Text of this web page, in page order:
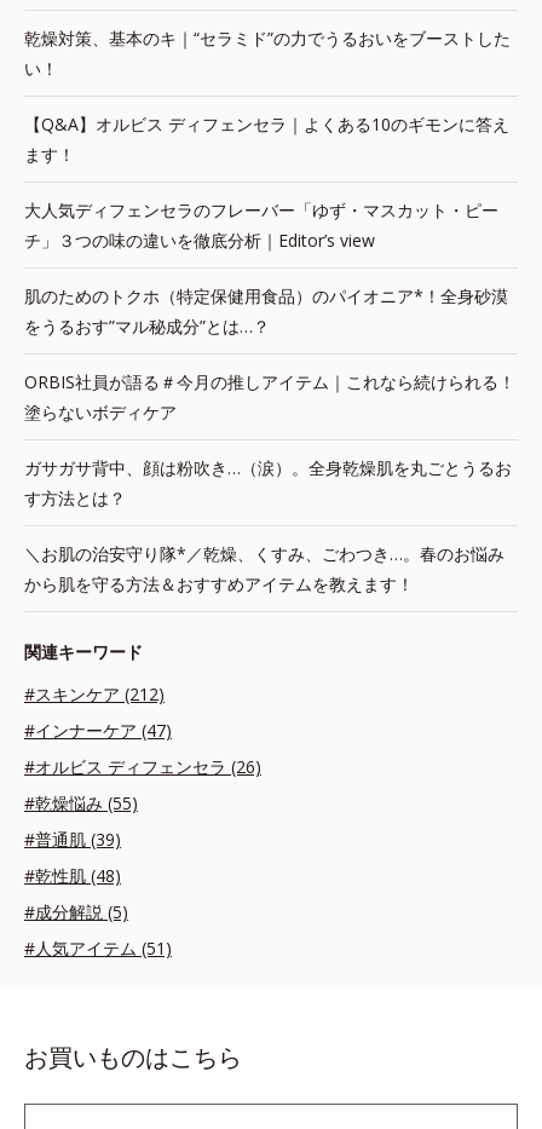
乾燥対策、基本のキ｜“セラミド”の力でうるおいをブーストした
い！
【Q&A】オルビス ディフェンセラ｜よくある10のギモンに答え
ます！
大人気ディフェンセラのフレーバー「ゆず・マスカット・ピー
チ」３つの味の違いを徹底分析｜Editor’s view
肌のためのトクホ（特定保健用食品）のパイオニア*！全身砂漠
をうるおす”マル秘成分”とは…？
ORBIS社員が語る＃今月の推しアイテム｜これなら続けられる！
塗らないボディケア
ガサガサ背中、顔は粉吹き…（涙）。全身乾燥肌を丸ごとうるお
す方法とは？
＼お肌の治安守り隊*／乾燥、くすみ、ごわつき…。春のお悩み
から肌を守る方法＆おすすめアイテムを教えます！
関連キーワード
#スキンケア (212)
#インナーケア (47)
#オルビス ディフェンセラ (26)
#乾燥悩み (55)
#普通肌 (39)
#乾性肌 (48)
#成分解説 (5)
#人気アイテム (51)
お買いものはこちら